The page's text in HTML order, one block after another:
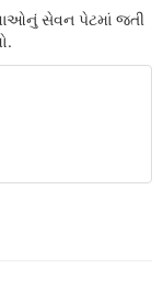
સેવન પેટમાં જતી